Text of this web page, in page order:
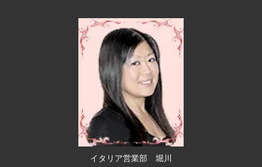
イタリア営業部 堀川